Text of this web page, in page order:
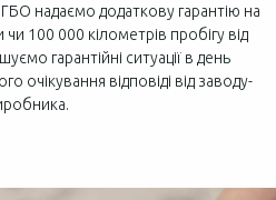
ГБО надаємо додаткову гарантію на
100 000 кілометрів пробігу від
гарантійні ситуації в день
очікування відповіді від заводу-